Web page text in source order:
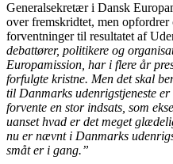
Generalsekretær i Dansk
over fremskridtet, men opfordrer
forventninger til resultatet af
debattører, politikere og
Europamission, har i flere år
forfulgte kristne. Men det skal
til Danmarks udenrigstjeneste
forvente en stor indsats, som
uanset hvad er det meget
nu er nævnt i Danmarks
småt er i gang.”